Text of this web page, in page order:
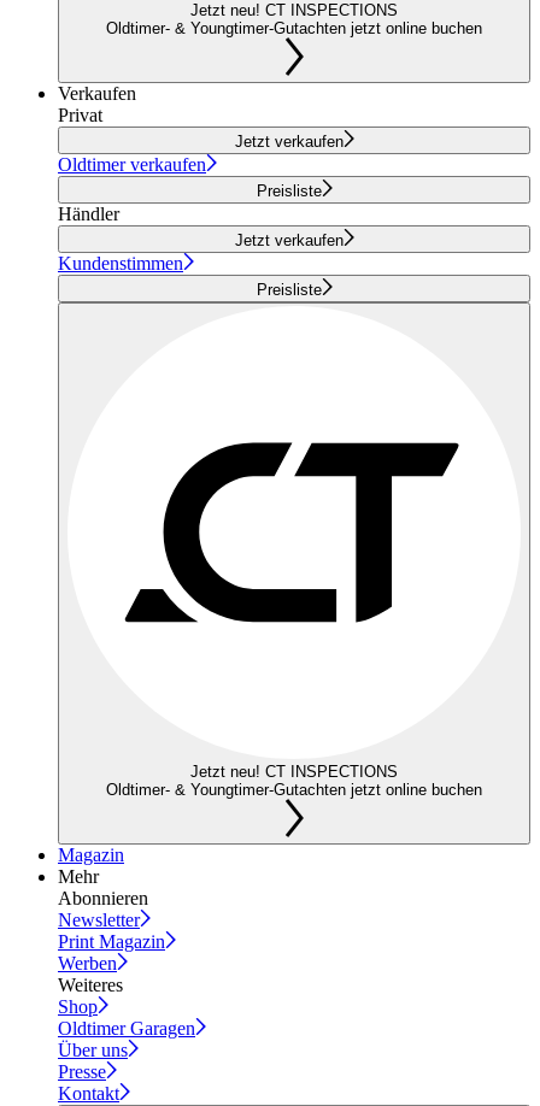
Jetzt neu! CT INSPECTIONS
Oldtimer- & Youngtimer-Gutachten jetzt online buchen
Verkaufen
Privat
Jetzt verkaufen
Oldtimer verkaufen
Preisliste
Händler
Jetzt verkaufen
Kundenstimmen
Preisliste
Jetzt neu! CT INSPECTIONS
Oldtimer- & Youngtimer-Gutachten jetzt online buchen
Magazin
Mehr
Abonnieren
Newsletter
Print Magazin
Werben
Weiteres
Shop
Oldtimer Garagen
Über uns
Presse
Kontakt